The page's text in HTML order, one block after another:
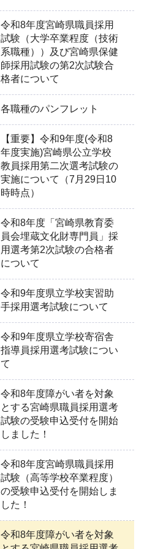
令和8年度宮崎県職員採用
試験（大学卒業程度（技術
系職種））及び宮崎県保健
師採用試験の第2次試験合
格者について
各職種のパンフレット
【重要】令和9年度(令和8
年度実施)宮崎県公立学校
教員採用第二次選考試験の
実施について（7月29日10
時時点）
令和8年度「宮崎県教育委
員会埋蔵文化財専門員」採
用選考第2次試験の合格者
について
令和9年度県立学校実習助
手採用選考試験について
令和9年度県立学校寄宿舎
指導員採用選考試験につい
て
令和8年度障がい者を対象
とする宮崎県職員採用選考
試験の受験申込受付を開始
しました！
令和8年度宮崎県職員採用
試験（高等学校卒業程度）
の受験申込受付を開始しま
した！
令和8年度障がい者を対象